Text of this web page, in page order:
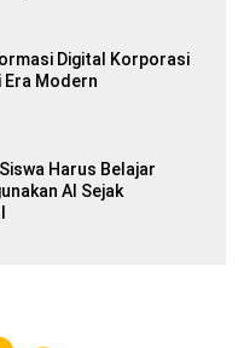
Digital Korporasi
Era Modern
Harus Belajar
AI Sejak